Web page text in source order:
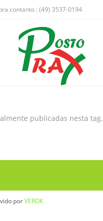
contanto : (49) 3537-0194
publicadas nesta tag.
porVEROK